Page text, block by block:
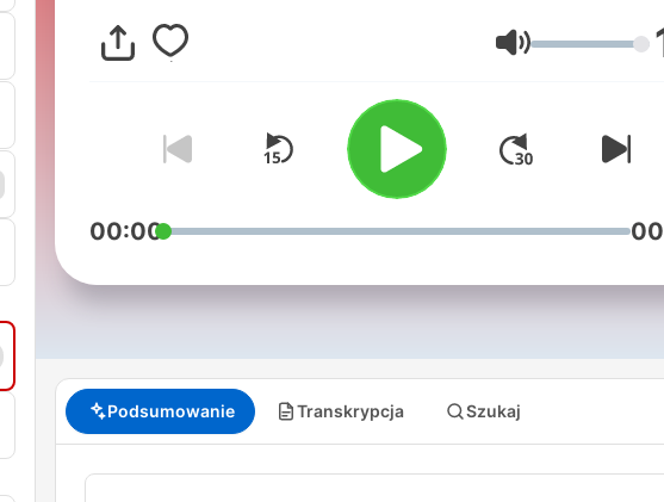
sobre el acontecer
del fútbol colombiano y del
Głośność
00:00
Podsumowanie Transkrypcja Szukaj